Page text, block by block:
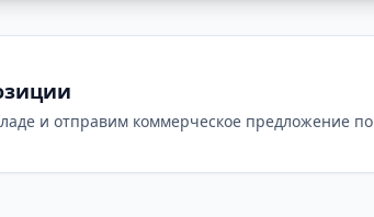
и отправим коммерческое предложение по